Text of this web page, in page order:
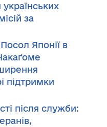
за
Японії в
підтримки
після служби: